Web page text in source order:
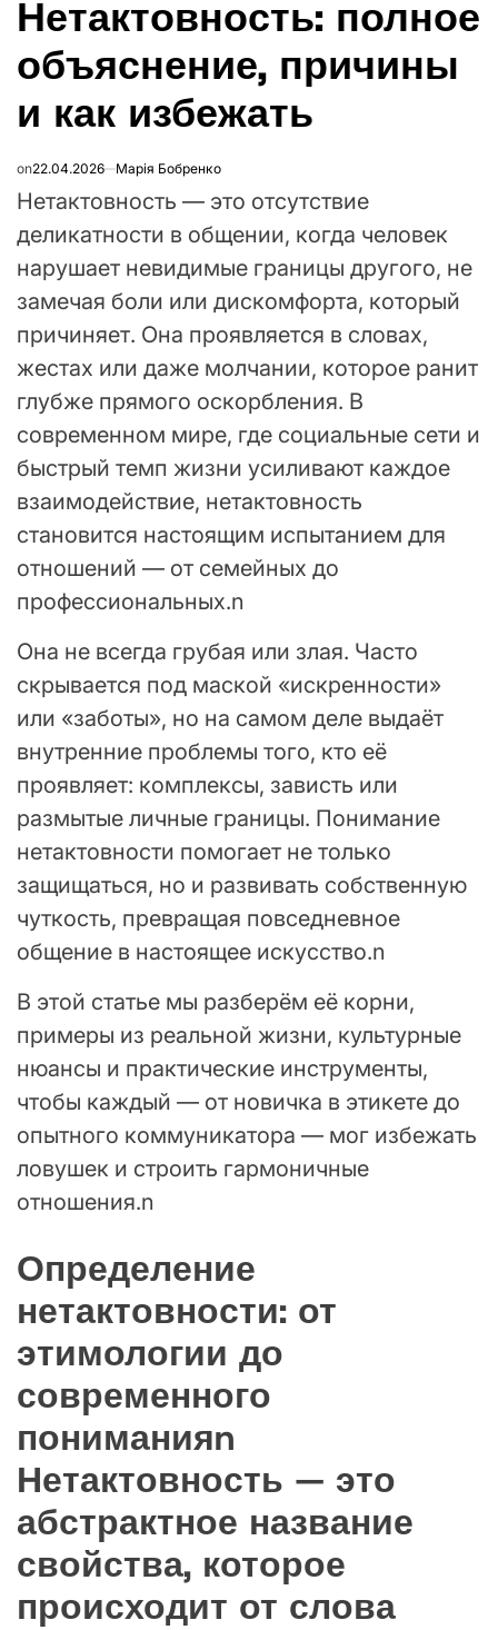
Нетактовность: полное
объяснение, причины
и как избежать
on22.04.2026 Марія Бобренко
Нетактовность — это отсутствие
деликатности в общении, когда человек
нарушает невидимые границы другого, не
замечая боли или дискомфорта, который
причиняет. Она проявляется в словах,
жестах или даже молчании, которое ранит
глубже прямого оскорбления. В
современном мире, где социальные сети и
быстрый темп жизни усиливают каждое
взаимодействие, нетактовность
становится настоящим испытанием для
отношений — от семейных до
профессиональных.n
Она не всегда грубая или злая. Часто
скрывается под маской «искренности»
или «заботы», но на самом деле выдаёт
внутренние проблемы того, кто её
проявляет: комплексы, зависть или
размытые личные границы. Понимание
нетактовности помогает не только
защищаться, но и развивать собственную
чуткость, превращая повседневное
общение в настоящее искусство.n
В этой статье мы разберём её корни,
примеры из реальной жизни, культурные
нюансы и практические инструменты,
чтобы каждый — от новичка в этикете до
опытного коммуникатора — мог избежать
ловушек и строить гармоничные
отношения.n
Определение
нетактовности: от
этимологии до
современного
пониманияn
Нетактовность — это
абстрактное название
свойства, которое
происходит от слова